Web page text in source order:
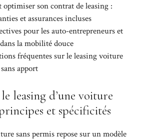
optimiser son contrat de leasing :
et assurances incluses
pour les auto-entrepreneurs et
la mobilité douce
fréquentes sur le leasing voiture
apport
leasing d’une voiture
et spécificités
sans permis repose sur un modèle